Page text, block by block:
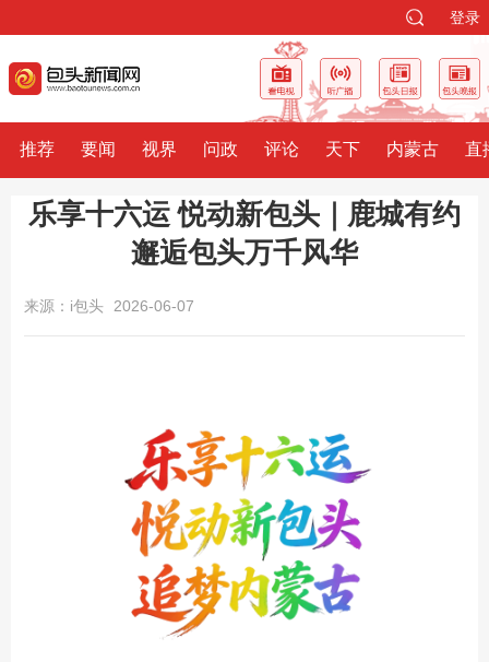
登录
推荐 要闻 视界 问政 评论 天下 内蒙古 直
乐享十六运 悦动新包头｜鹿城有约
邂逅包头万千风华
来源：i包头 2026-06-07